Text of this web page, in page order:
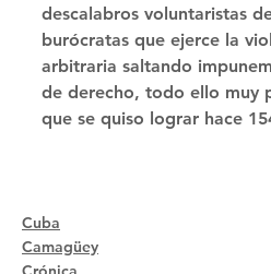
descalabros voluntaristas
burócratas que ejerce la
arbitraria saltando
de derecho, todo ello muy
que se quiso lograr hace
Cuba
Camagüey